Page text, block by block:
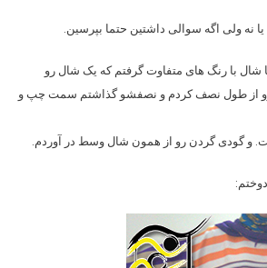
نه ولی اگه سوالی داشتین حتما بپرسین.
از طول نصف کردم و نصفشو گذاشتم سمت چپ و
و گودی گردن رو از همون شال وسط در آوردم.